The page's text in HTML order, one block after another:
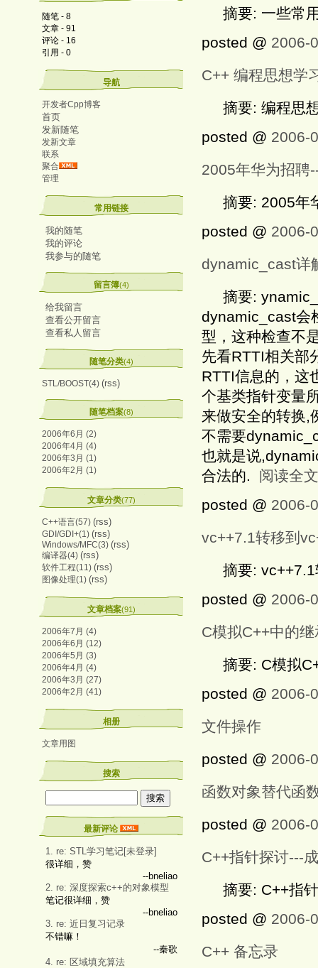
随笔 - 8
文章 - 91
评论 - 16
引用 - 0
导航
开发者Cpp博客
首页
发新随笔
发新文章
联系
聚合
管理
常用链接
我的随笔
我的评论
我参与的随笔
留言簿(4)
给我留言
查看公开留言
查看私人留言
随笔分类(4)
STL/BOOST(4) (rss)
随笔档案(8)
2006年6月 (2)
2006年4月 (4)
2006年3月 (1)
2006年2月 (1)
文章分类(77)
C++语言(57) (rss)
GDI/GDI+(1) (rss)
Windows/MFC(3) (rss)
编译器(4) (rss)
软件工程(11) (rss)
图像处理(1) (rss)
文章档案(91)
2006年7月 (4)
2006年6月 (12)
2006年5月 (3)
2006年4月 (4)
2006年3月 (27)
2006年2月 (41)
相册
文章用图
搜索
最新评论
1. re: STL学习笔记[未登录]
很详细，赞
--bneliao
2. re: 深度探索c++的对象模型
笔记很详细，赞
--bneliao
3. re: 近日复习记录
不错嘛！
--秦歌
4. re: 区域填充算法
摘要: 一些常
posted @ 2006-
C++ 编程思想学
摘要: 编程思
posted @ 2006-
2005年华为招聘
摘要: 2005年
posted @ 2006-
dynamic_cast详
摘要:
dynamic_cast会
型，这种检查不
先看RTTI相关部
RTTI信息的，这
个基类指针变量
来做安全的转换,
不需要
也就是说
合法的. 阅读全文
posted @ 2006-
vc++7.1转移到
摘要: vc++7.1
posted @ 2006-
C模拟C++中的继
摘要: C模拟
posted @ 2006-
文件操作
posted @ 2006-
函数对象替代函
posted @ 2006-
C++指针探讨---
摘要: C++指
posted @ 2006-
C++ 备忘录